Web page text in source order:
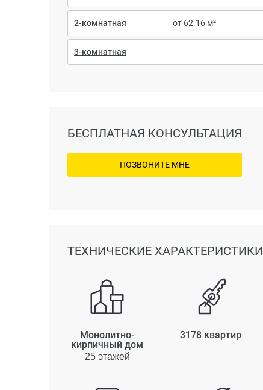
2-комнатная от 62.16 м²
3-комнатная –
БЕСПЛАТНАЯ КОНСУЛЬТАЦИЯ
ПОЗВОНИТЕ МНЕ
ТЕХНИЧЕСКИЕ ХАРАКТЕРИСТИКИ
Монолитно-
кирпичный дом
25 этажей
3178 квартир